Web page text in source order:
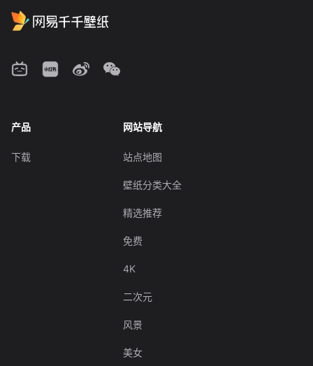
产品
下载
网站导航
站点地图
壁纸分类大全
精选推荐
免费
4K
二次元
风景
美女